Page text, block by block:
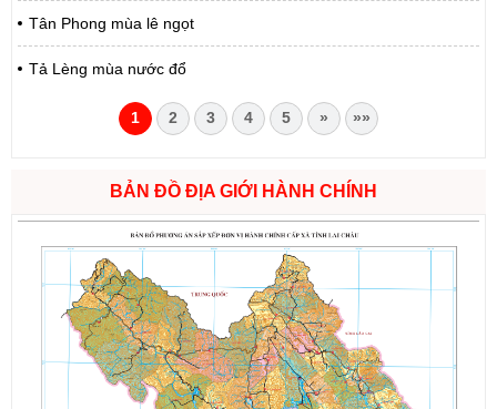
Tân Phong mùa lê ngọt
Tả Lèng mùa nước đổ
1 2 3 4 5 » »»
BẢN ĐỒ ĐỊA GIỚI HÀNH CHÍNH